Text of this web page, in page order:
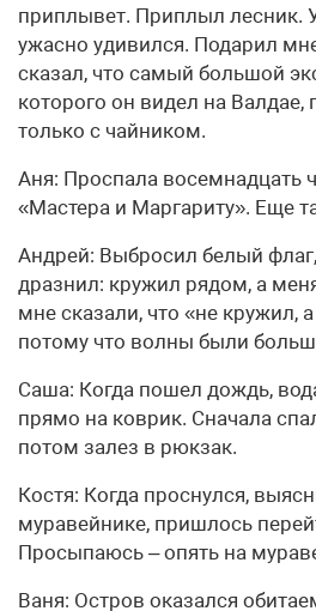
приплывет. Приплыл лесник.
ужасно удивился. Подарил
сказал, что самый большой
которого он видел на Валдае,
только с чайником.
Аня: Проспала восемнадцать
«Мастера и Маргариту». Еще
Андрей: Выбросил белый
дразнил: кружил рядом, а
мне сказали, что «не кружил,
потому что волны были
Саша: Когда пошел дождь,
прямо на коврик. Сначала
потом залез в рюкзак.
Костя: Когда проснулся,
муравейнике, пришлось
Просыпаюсь – опять на
Ваня: Остров оказался